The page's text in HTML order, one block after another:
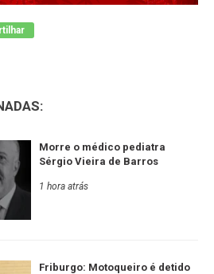
Morre o médico pediatra
Sérgio Vieira de Barros
1 hora atrás
Friburgo: Motoqueiro é detido